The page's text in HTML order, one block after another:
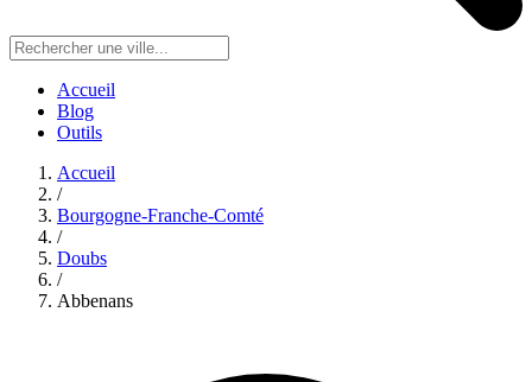
Accueil
Blog
Outils
Accueil
/
Bourgogne-Franche-Comté
/
Doubs
/
Abbenans